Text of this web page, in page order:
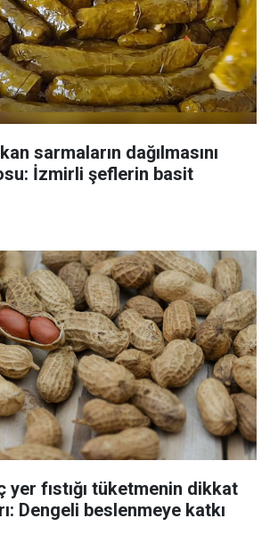
sarmaların dağılmasını
İzmirli şeflerin basit
yer fıstığı tüketmenin dikkat
Dengeli beslenmeye katkı